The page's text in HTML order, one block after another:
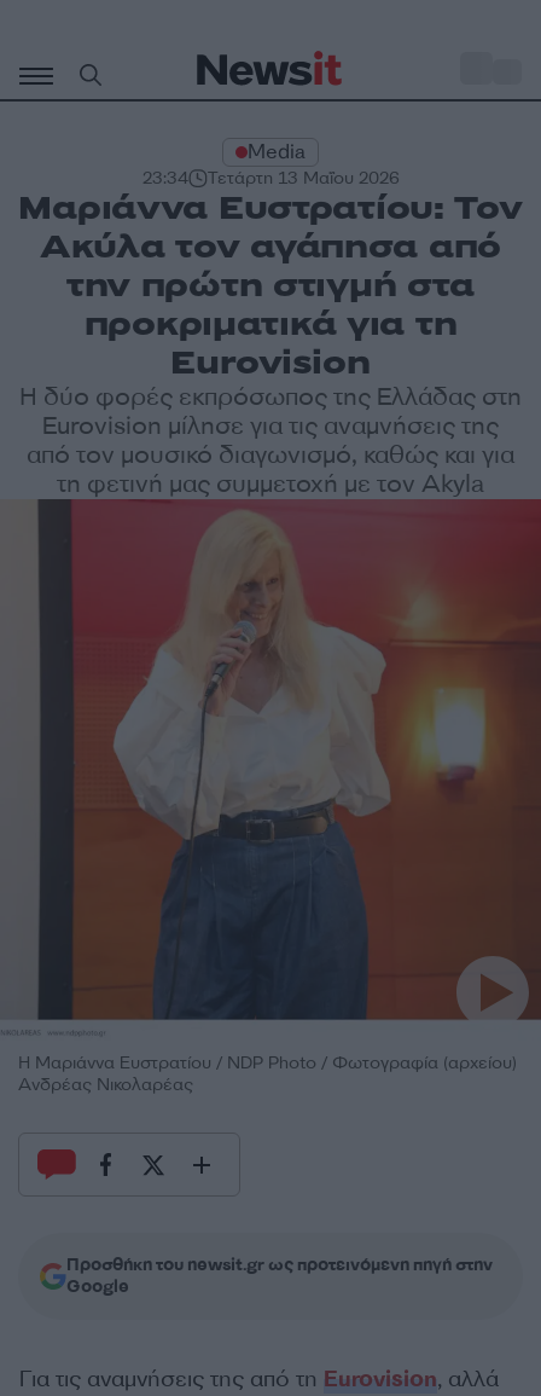
περιεχόμενο
Media
23:34 Τετάρτη 13 Μαΐου 2026
Μαριάννα Ευστρατίου: Τον
Ακύλα τον αγάπησα από
την πρώτη στιγμή στα
προκριματικά για τη
Eurovision
Η δύο φορές εκπρόσωπος της Ελλάδας στη
Eurovision μίλησε για τις αναμνήσεις της
από τον μουσικό διαγωνισμό, καθώς και για
τη φετινή μας συμμετοχή με τον Akyla
Η Μαριάννα Ευστρατίου / NDP Photo / Φωτογραφία (αρχείου)
Ανδρέας Νικολαρέας
Προσθήκη του newsit.gr ως προτεινόμενη πηγή στην
Google
Για τις αναμνήσεις της από τη Eurovision, αλλά